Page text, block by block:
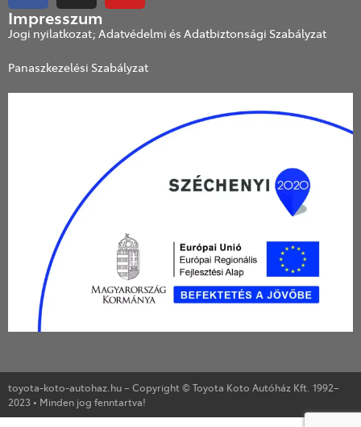
Impresszum
Jogi nyilatkozat; Adatvédelmi és Adatbiztonsági Szabályzat
Panaszkezelési Szabályzat
toyota-koto-autohaz.hu – Copyright © Toyota Koto Autóház Kft. 1992–
2023 • Minden jog fenntartva!